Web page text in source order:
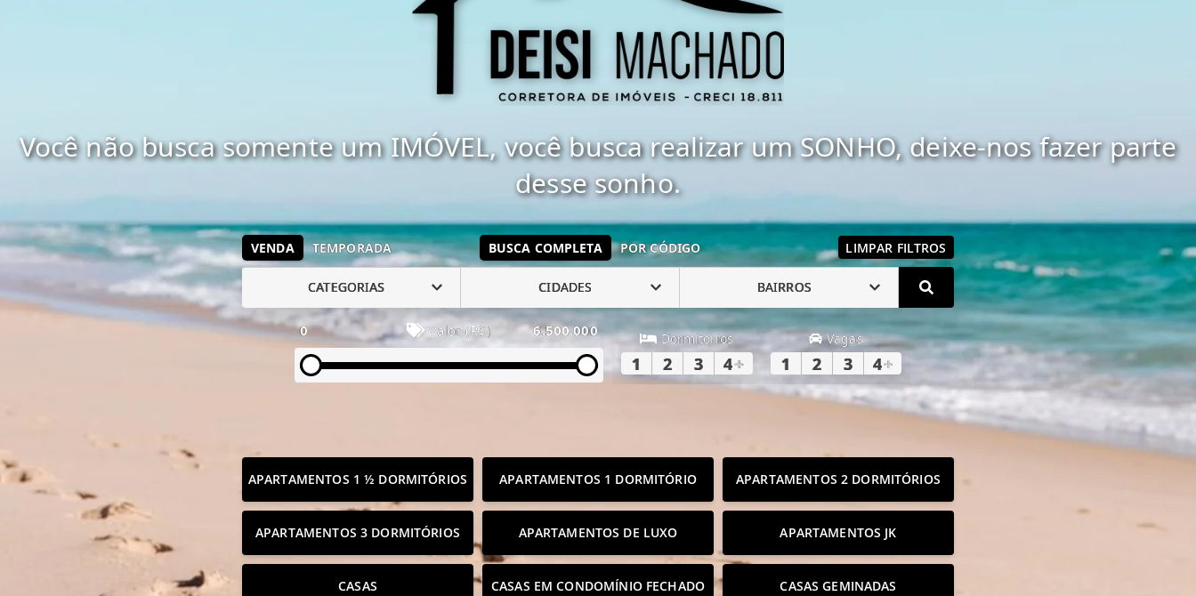
Você não busca somente um IMÓVEL, você busca realizar um SONHO, deixe-nos fazer parte
desse sonho.
VENDA TEMPORADA BUSCA COMPLETA POR CÓDIGO LIMPAR FILTROS
CATEGORIAS CIDADES BAIRROS
0 Valor (R$) 6.500.000 Dormitórios
1 2 3 4+
Vagas
1 2 3 4+
APARTAMENTOS 1 ½ DORMITÓRIOS APARTAMENTOS 1 DORMITÓRIO APARTAMENTOS 2 DORMITÓRIOS
APARTAMENTOS 3 DORMITÓRIOS APARTAMENTOS DE LUXO APARTAMENTOS JK
CASAS CASAS EM CONDOMÍNIO FECHADO CASAS GEMINADAS